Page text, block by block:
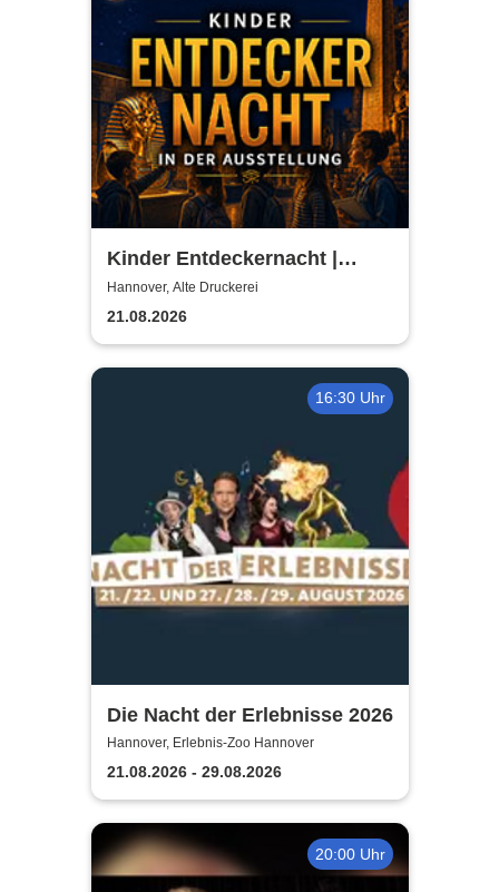
Kinder Entdeckernacht |
TUTANCHAMUN | Hannover -
Ein Immersives Abenteuer
Hannover, Alte Druckerei
21.08.2026
16:30 Uhr
Die Nacht der Erlebnisse 2026
Hannover, Erlebnis-Zoo Hannover
21.08.2026 - 29.08.2026
20:00 Uhr